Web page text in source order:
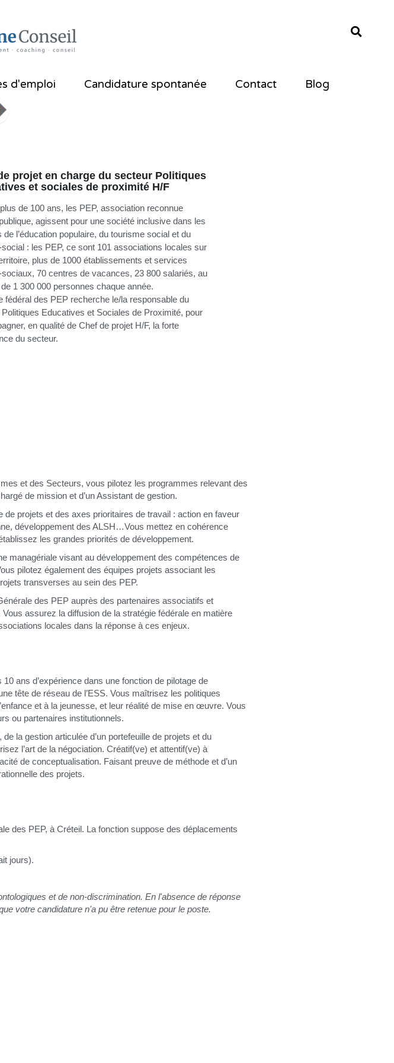
d'emploi Candidature spontanée Contact Blog
d'emploi Candidature spontanée Contact Blog
projet en charge du secteur Politiques
et sociales de proximité H/F
de 100 ans, les PEP, association reconnue
agissent pour une société inclusive dans les
de l’éducation populaire, du tourisme social et du
: les PEP, ce sont 101 associations locales sur
plus de 1000 établissements et services
70 centres de vacances, 23 800 salariés, au
1 300 000 personnes chaque année.
fédéral des PEP recherche le/la responsable du
Educatives et Sociales de Proximité, pour
en qualité de Chef de projet H/F, la forte
du secteur.
et des Secteurs, vous pilotez les programmes relevant des
de mission et d’un Assistant de gestion.
projets et des axes prioritaires de travail : action en faveur
développement des ALSH…Vous mettez en cohérence
les grandes priorités de développement.
managériale visant au développement des compétences de
pilotez également des équipes projets associant les
transverses au sein des PEP.
des PEP auprès des partenaires associatifs et
assurez la diffusion de la stratégie fédérale en matière
locales dans la réponse à ces enjeux.
ans d’expérience dans une fonction de pilotage de
tête de réseau de l’ESS. Vous maîtrisez les politiques
et à la jeunesse, et leur réalité de mise en œuvre. Vous
ou partenaires institutionnels.
la gestion articulée d’un portefeuille de projets et du
l’art de la négociation. Créatif(ve) et attentif(ve) à
de conceptualisation. Faisant preuve de méthode et d’un
des projets.
des PEP, à Créteil. La fonction suppose des déplacements
jours).
et de non-discrimination. En l'absence de réponse
votre candidature n'a pu être retenue pour le poste.